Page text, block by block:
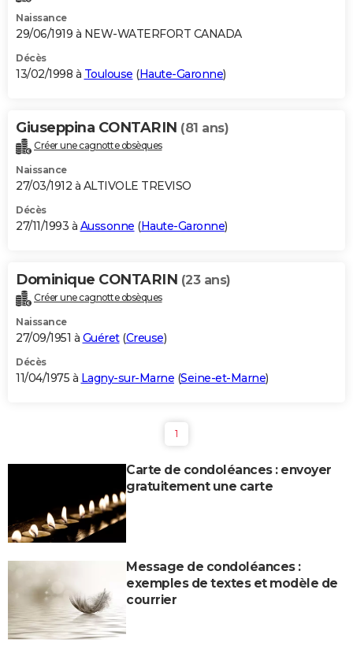
Naissance
29/06/1919 à NEW-WATERFORT CANADA
Décès
13/02/1998 à Toulouse (Haute-Garonne)
Giuseppina CONTARIN (81 ans)
Créer une cagnotte obsèques
Naissance
27/03/1912 à ALTIVOLE TREVISO
Décès
27/11/1993 à Aussonne (Haute-Garonne)
Dominique CONTARIN (23 ans)
Créer une cagnotte obsèques
Naissance
27/09/1951 à Guéret(Creuse)
Décès
11/04/1975 à Lagny-sur-Marne (Seine-et-Marne)
1
Carte de condoléances : envoyer
gratuitement une carte
Message de condoléances :
exemples de textes et modèle de
courrier